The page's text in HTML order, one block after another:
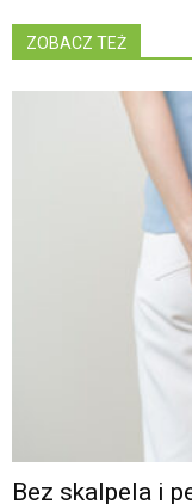
ZOBACZ TEŻ
Bez skalpela i